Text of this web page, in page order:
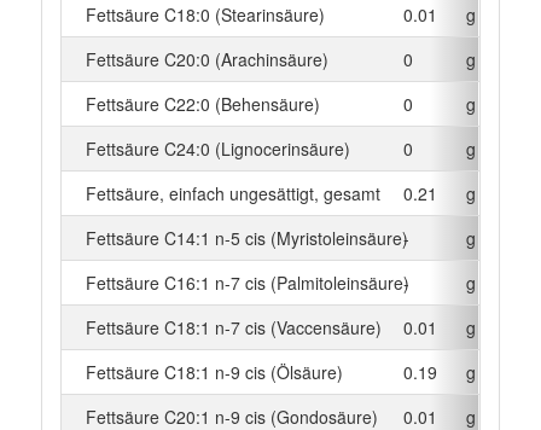
Fettsäure C18:0 (Stearinsäure)
0.01
g
Fettsäure C20:0 (Arachinsäure)
0
g
Fettsäure C22:0 (Behensäure)
0
g
Fettsäure C24:0 (Lignocerinsäure)
0
g
Fettsäure, einfach ungesättigt, gesamt
0.21
g
Fettsäure C14:1 n-5 cis (Myristoleinsäure)-
g
Fettsäure C16:1 n-7 cis (Palmitoleinsäure)
-
g
Fettsäure C18:1 n-7 cis (Vaccensäure)
0.01
g
Fettsäure C18:1 n-9 cis (Ölsäure)
0.19
g
Fettsäure C20:1 n-9 cis (Gondosäure)
0.01
g